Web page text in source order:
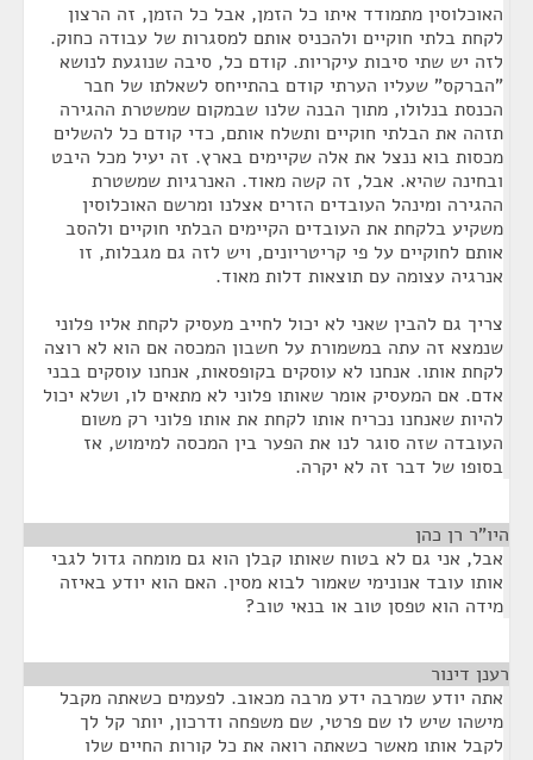
האוכלוסין מתמודד איתו כל הזמן, אבל כל הזמן, זה הרצון
לקחת בלתי חוקיים ולהכניס אותם למסגרות של עבודה כחוק.
לזה יש שתי סיבות עיקריות. קודם כל, סיבה שנוגעת לנושא
"הברקס" שעליו הערתי קודם בהתייחס לשאלתו של חבר
הכנסת בנלולו, מתוך הבנה שלנו שבמקום שמשטרת ההגירה
תזהה את הבלתי חוקיים ותשלח אותם, כדי קודם כל להשלים
מכסות בוא ננצל את אלה שקיימים בארץ. זה יעיל מכל היבט
ובחינה שהיא. אבל, זה קשה מאוד. האנרגיות שמשטרת
ההגירה ומינהל העובדים הזרים אצלנו ומרשם האוכלוסין
משקיע בלקחת את העובדים הקיימים הבלתי חוקיים ולהסב
אותם לחוקיים על פי קריטריונים, ויש לזה גם מגבלות, זו
אנרגיה עצומה עם תוצאות דלות מאוד.
צריך גם להבין שאני לא יכול לחייב מעסיק לקחת אליו פלוני
שנמצא זה עתה במשמורת על חשבון המכסה אם הוא לא רוצה
לקחת אותו. אנחנו לא עוסקים בקופסאות, אנחנו עוסקים בבני
אדם. אם המעסיק אומר שאותו פלוני לא מתאים לו, ושלא יכול
להיות שאנחנו נכריח אותו לקחת את אותו פלוני רק משום
העובדה שזה סוגר לנו את הפער בין המכסה למימוש, אז
בסופו של דבר זה לא יקרה.
היו"ר רן כהן
אבל, אני גם לא בטוח שאותו קבלן הוא גם מומחה גדול לגבי
אותו עובד אנונימי שאמור לבוא מסין. האם הוא יודע באיזה
מידה הוא טפסן טוב או בנאי טוב?
רענן דינור
אתה יודע שמרבה ידע מרבה מכאוב. לפעמים כשאתה מקבל
מישהו שיש לו שם פרטי, שם משפחה ודרכון, יותר קל לך
לקבל אותו מאשר כשאתה רואה את כל קורות החיים שלו